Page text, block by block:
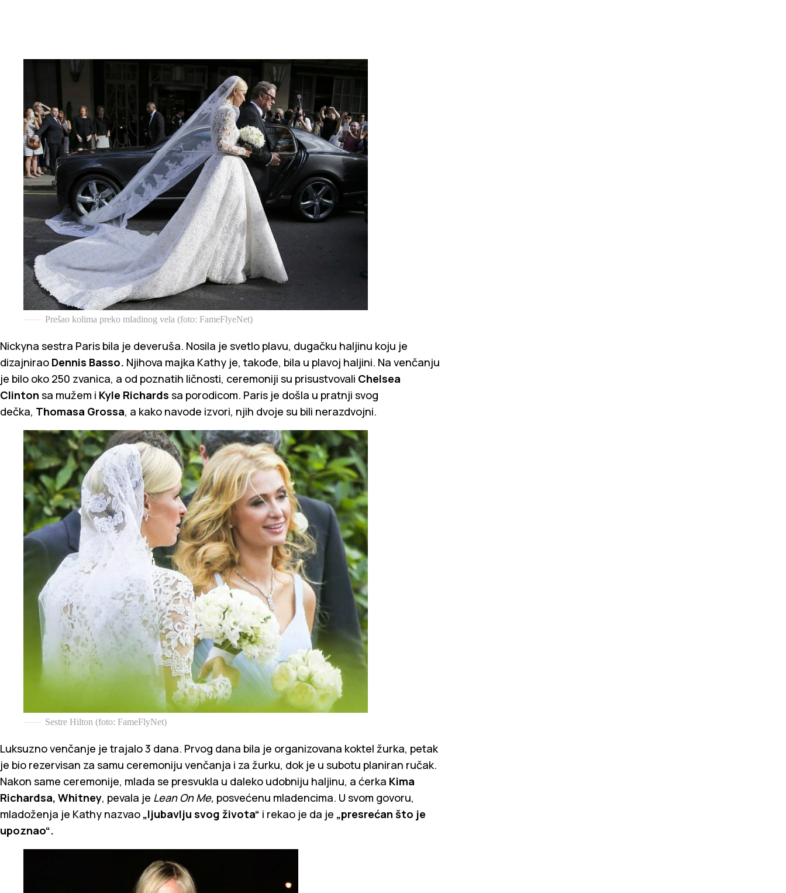
Prešao kolima preko mladinog vela (foto: FameFlyeNet)
Nickyna sestra Paris bila je deveruša. Nosila je svetlo plavu, dugačku haljinu koju je
dizajnirao Dennis Basso. Njihova majka Kathy je, takođe, bila u plavoj haljini. Na venčanju
je bilo oko 250 zvanica, a od poznatih ličnosti, ceremoniji su prisustvovali Chelsea
Clinton sa mužem i Kyle Richards sa porodicom. Paris je došla u pratnji svog
dečka, Thomasa Grossa, a kako navode izvori, njih dvoje su bili nerazdvojni.
Sestre Hilton (foto: FameFlyNet)
Luksuzno venčanje je trajalo 3 dana. Prvog dana bila je organizovana koktel žurka, petak
je bio rezervisan za samu ceremoniju venčanja i za žurku, dok je u subotu planiran ručak.
Nakon same ceremonije, mlada se presvukla u daleko udobniju haljinu, a ćerka Kima
Richardsa, Whitney, pevala je Lean On Me, posvećenu mladencima. U svom govoru,
mladoženja je Kathy nazvao „ljubavlju svog života“ i rekao je da je „presrećan što je
upoznao“.